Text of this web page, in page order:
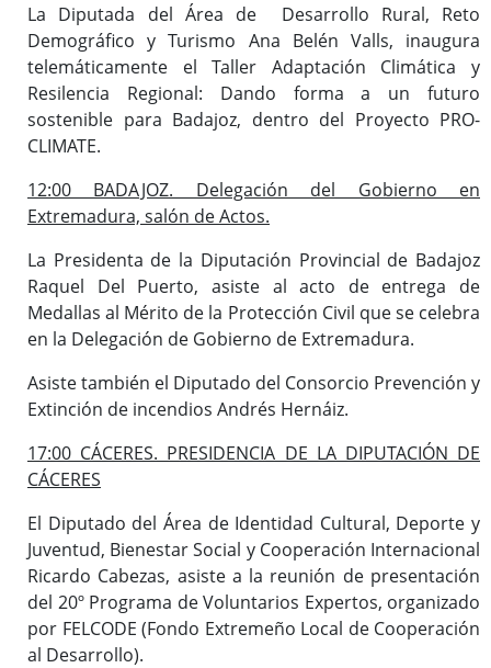
La Diputada del Área de Desarrollo Rural, Reto
Demográfico y Turismo Ana Belén Valls, inaugura
telemáticamente el Taller Adaptación Climática y
Resilencia Regional: Dando forma a un futuro
sostenible para Badajoz, dentro del Proyecto PRO-
CLIMATE.
12:00 BADAJOZ. Delegación del Gobierno en
Extremadura, salón de Actos.
La Presidenta de la Diputación Provincial de Badajoz
Raquel Del Puerto, asiste al acto de entrega de
Medallas al Mérito de la Protección Civil que se celebra
en la Delegación de Gobierno de Extremadura.
Asiste también el Diputado del Consorcio Prevención y
Extinción de incendios Andrés Hernáiz.
17:00 CÁCERES. PRESIDENCIA DE LA DIPUTACIÓN DE
CÁCERES
El Diputado del Área de Identidad Cultural, Deporte y
Juventud, Bienestar Social y Cooperación Internacional
Ricardo Cabezas, asiste a la reunión de presentación
del 20º Programa de Voluntarios Expertos, organizado
por FELCODE (Fondo Extremeño Local de Cooperación
al Desarrollo).